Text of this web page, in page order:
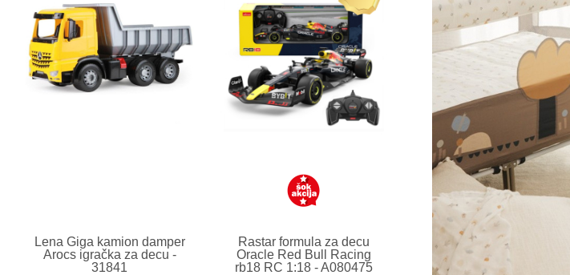
Lena Giga kamion damper
Arocs igračka za decu -
31841
Rastar formula za decu
Oracle Red Bull Racing
rb18 RC 1:18 - A080475